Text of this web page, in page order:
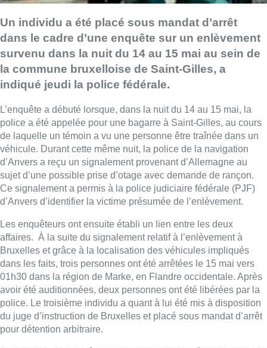
Un individu a été placé sous mandat d’arrêt
dans le cadre d’une enquête sur un enlèvement
survenu dans la nuit du 14 au 15 mai au sein de
la commune bruxelloise de Saint-Gilles, a
indiqué jeudi la police fédérale.
L’enquête a débuté lorsque, dans la nuit du 14 au 15 mai, la
police a été appelée pour une bagarre à Saint-Gilles, au cours
de laquelle un témoin a vu une personne être traînée dans un
véhicule. Durant cette même nuit, la police de la navigation
d’Anvers a reçu un signalement provenant d’Allemagne au
sujet d’une possible prise d’otage avec demande de rançon.
Ce signalement a permis à la police judiciaire fédérale (PJF)
d’Anvers d’identifier la victime présumée de l’enlèvement.
Les enquêteurs ont ensuite établi un lien entre les deux
affaires. À la suite du signalement relatif à l’enlèvement à
Bruxelles et grâce à la localisation des véhicules impliqués
dans les faits, trois personnes ont été arrêtées le 15 mai vers
01h30 dans la région de Marke, en Flandre occidentale. Après
avoir été auditionnées, deux personnes ont été libérées par la
police. Le troisième individu a quant à lui été mis à disposition
du juge d’instruction de Bruxelles et placé sous mandat d’arrêt
pour détention arbitraire.